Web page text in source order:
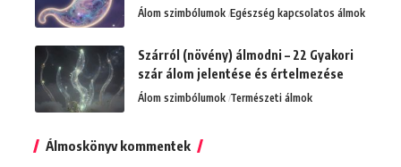
Álom szimbólumok Egészség kapcsolatos álmok
Szárról (növény) álmodni – 22 Gyakori
szár álom jelentése és értelmezése
Álom szimbólumok Természeti álmok
Álmoskönyv kommentek